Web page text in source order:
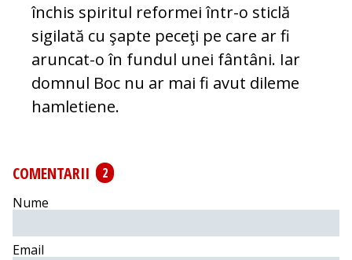
închis spiritul reformei într-o sticlă
sigilată cu şapte peceţi pe care ar fi
aruncat-o în fundul unei fântâni. Iar
domnul Boc nu ar mai fi avut dileme
hamletiene.
COMENTARII
2
Nume
Email